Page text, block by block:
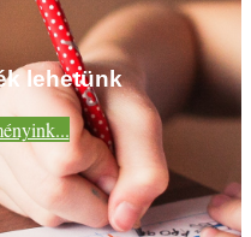
lehetünk